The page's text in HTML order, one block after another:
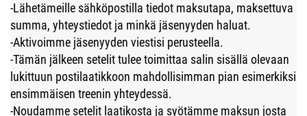
-Lähetämeille sähköpostilla tiedot maksutapa, maksettuva
summa, yhteystiedot ja minkä jäsenyyden haluat.
-Aktivoimme jäsenyyden viestisi perusteella.
-Tämän jälkeen setelit tulee toimittaa salin sisällä olevaan
lukittuun postilaatikkoon mahdollisimman pian esimerkiksi
ensimmäisen treenin yhteydessä.
-Noudamme setelit laatikosta ja syötämme maksun josta